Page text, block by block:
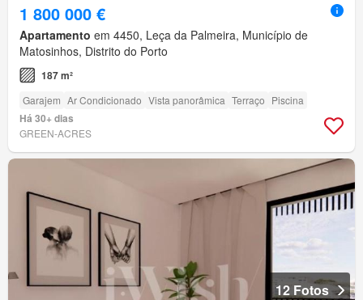
1 800 000 €
Apartamento em 4450, Leça da Palmeira, Município de
Matosinhos, Distrito do Porto
187 m²
Garajem Ar Condicionado Vista panorâmica Terraço Piscina
Há 30+ dias
GREEN-ACRES
12 Fotos